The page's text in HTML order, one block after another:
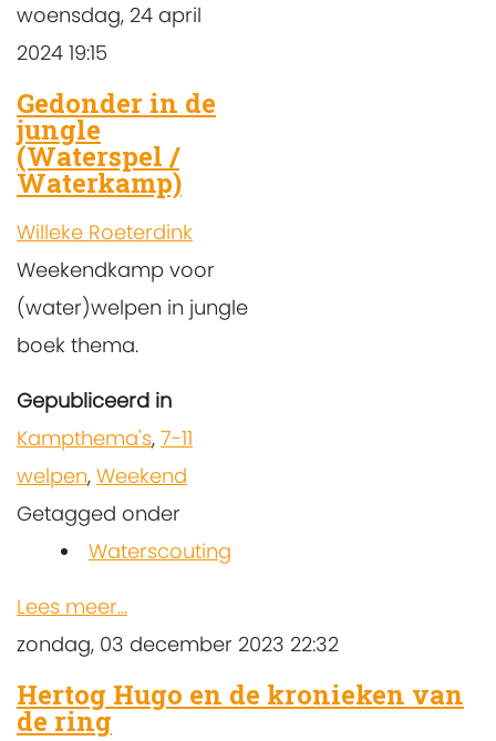
woensdag, 24 april
2024 19:15
Gedonder in de
jungle
(Waterspel /
Waterkamp)
Willeke Roeterdink
Weekendkamp voor
(water)welpen in jungle
boek thema.
Gepubliceerd in
Kampthema's, 7-11
welpen, Weekend
Getagged onder
Waterscouting
Lees meer...
zondag, 03 december 2023 22:32
Hertog Hugo en de kronieken van
de ring